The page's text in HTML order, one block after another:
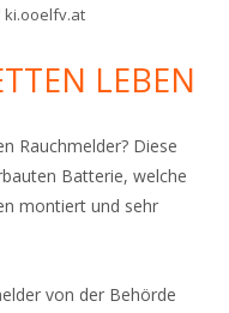
ki.ooelfv.at
LEBEN
Rauchmelder? Diese
Batterie, welche
montiert und sehr
von der Behörde